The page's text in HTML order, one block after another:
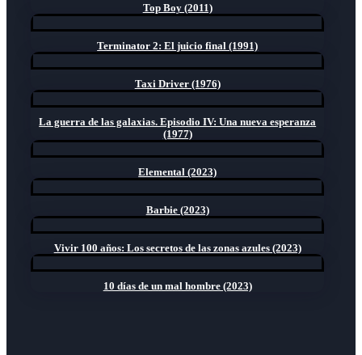
Top Boy (2011)
Terminator 2: El juicio final (1991)
Taxi Driver (1976)
La guerra de las galaxias. Episodio IV: Una nueva esperanza
(1977)
Elemental (2023)
Barbie (2023)
Vivir 100 años: Los secretos de las zonas azules (2023)
10 días de un mal hombre (2023)